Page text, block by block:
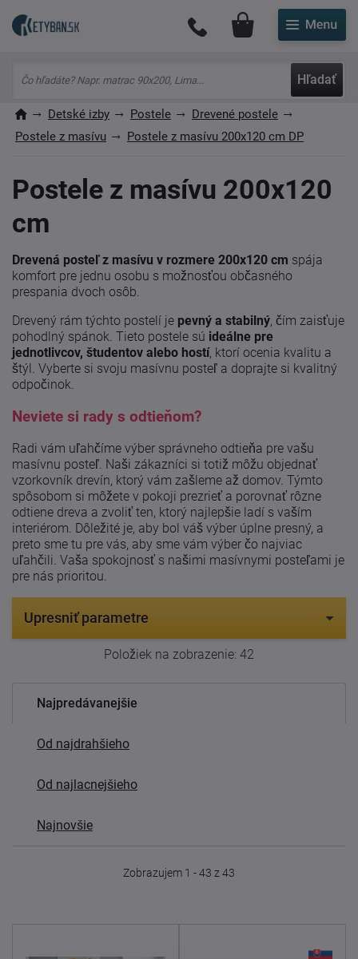
Hľadať
Môj účet
Detské izby Postele
Drevené postele
Postele z masívu
Postele z masívu 200x120 cm DP
Postele z masívu 200x120
cm
Drevená posteľ z masívu v rozmere 200x120 cm spája
komfort pre jednu osobu s možnosťou občasného
prespania dvoch osôb.
Drevený rám týchto postelí je pevný a stabilný, čím zaisťuje
pohodlný spánok. Tieto postele sú ideálne pre
jednotlivcov, študentov alebo hostí, ktorí ocenia kvalitu a
štýl. Vyberte si svoju masívnu posteľ a doprajte si kvalitný
odpočinok.
Neviete si rady s odtieňom?
Radi vám uľahčíme výber správneho odtieňa pre vašu
masívnu posteľ. Naši zákazníci si totiž môžu objednať
vzorkovník drevín, ktorý vám zašleme až domov. Týmto
spôsobom si môžete v pokoji prezrieť a porovnať rôzne
odtiene dreva a zvoliť ten, ktorý najlepšie ladí s vaším
interiérom. Dôležité je, aby bol váš výber úplne presný, a
preto sme tu pre vás, aby sme vám výber čo najviac
uľahčili. Vaša spokojnosť s našimi masívnymi posteľami je
pre nás prioritou.
Upresniť parametre
Položiek na zobrazenie: 42
Najpredávanejšie
Od najdrahšieho
Od najlacnejšieho
Najnovšie
Zobrazujem 1 - 43 z 43